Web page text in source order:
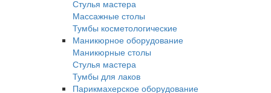
Стулья мастера
Массажные столы
Тумбы косметологические
Маникюрное оборудование
Маникюрные столы
Стулья мастера
Тумбы для лаков
Парикмахерское оборудование